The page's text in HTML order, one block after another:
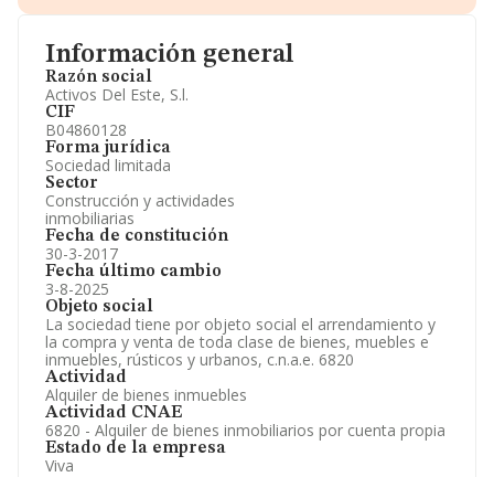
Información general
Razón social
Activos Del Este, S.l.
CIF
B04860128
Forma jurídica
Sociedad limitada
Sector
Construcción y actividades
inmobiliarias
Fecha de constitución
30-3-2017
Fecha último cambio
3-8-2025
Objeto social
La sociedad tiene por objeto social el arrendamiento y
la compra y venta de toda clase de bienes, muebles e
inmuebles, rústicos y urbanos, c.n.a.e. 6820
Actividad
Alquiler de bienes inmuebles
Actividad CNAE
6820 - Alquiler de bienes inmobiliarios por cuenta propia
Estado de la empresa
Viva
Información oficial y registral complementaria.